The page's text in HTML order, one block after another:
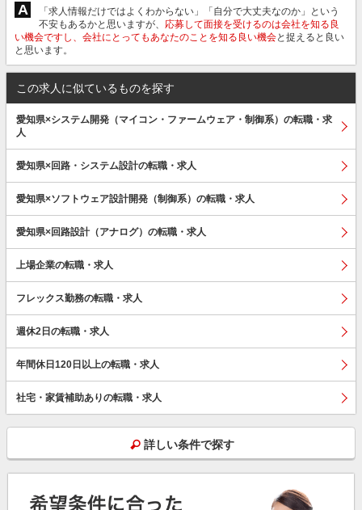
A
「求人情報だけではよくわからない」「自分で大丈夫なのか」という
不安もあるかと思いますが、 応募して面接を受けるのは会社を知る良
い機会ですし、会社にとってもあなたのことを知る良い機会と捉えると良い
と思います。
この求人に似ているものを探す
愛知県×システム開発（マイコン・ファームウェア・制御系）の転職・求
人
愛知県×回路・システム設計の転職・求人
愛知県×ソフトウェア設計開発（制御系）の転職・求人
愛知県×回路設計（アナログ）の転職・求人
上場企業の転職・求人
フレックス勤務の転職・求人
週休2日の転職・求人
年間休日120日以上の転職・求人
社宅・家賃補助ありの転職・求人
詳しい条件で探す